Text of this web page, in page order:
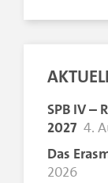
SPB IV –
2027 4.
Das
2026